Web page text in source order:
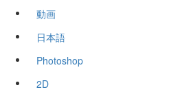
動画
日本語
Photoshop
2D